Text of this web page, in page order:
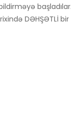
başladılar.
DƏHŞƏTLİ bir